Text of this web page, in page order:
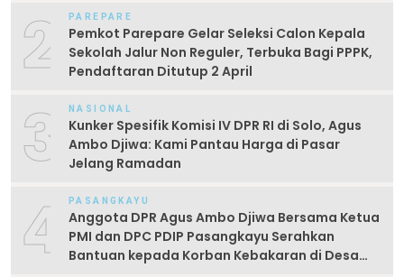
2 PAREPARE
Pemkot Parepare Gelar Seleksi Calon Kepala
Sekolah Jalur Non Reguler, Terbuka Bagi PPPK,
Pendaftaran Ditutup 2 April
3 NASIONAL
Kunker Spesifik Komisi IV DPR RI di Solo, Agus
Ambo Djiwa: Kami Pantau Harga di Pasar
Jelang Ramadan
4 PASANGKAYU
Anggota DPR Agus Ambo Djiwa Bersama Ketua
PMI dan DPC PDIP Pasangkayu Serahkan
Bantuan kepada Korban Kebakaran di Desa